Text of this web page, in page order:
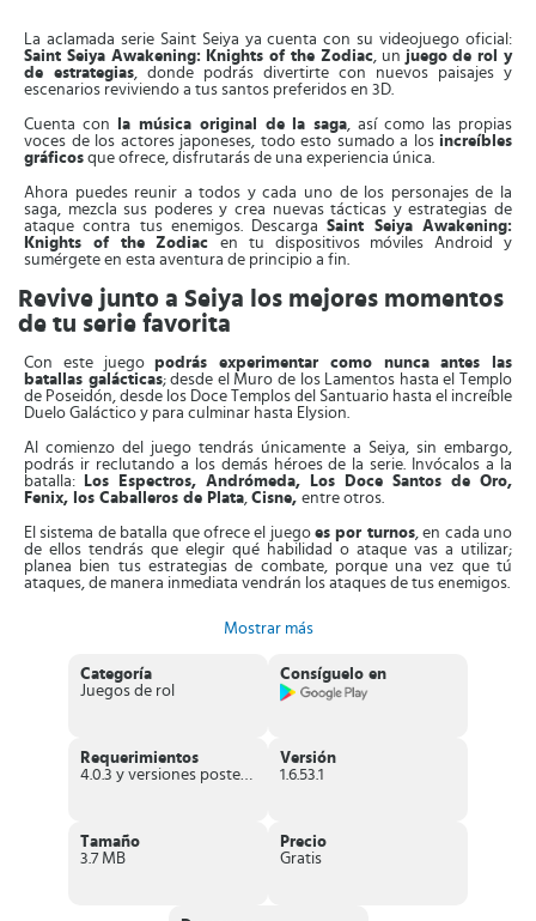
La aclamada serie Saint Seiya ya cuenta con su videojuego oficial:
Saint Seiya Awakening: Knights of the Zodiac, un juego de rol y
de estrategias, donde podrás divertirte con nuevos paisajes y
escenarios reviviendo a tus santos preferidos en 3D.
Cuenta con la música original de la saga, así como las propias
voces de los actores japoneses, todo esto sumado a los increíbles
gráficos que ofrece, disfrutarás de una experiencia única.
Ahora puedes reunir a todos y cada uno de los personajes de la
saga, mezcla sus poderes y crea nuevas tácticas y estrategias de
ataque contra tus enemigos. DescargaSaint Seiya Awakening:
Knights of the Zodiacen tu dispositivos móviles Android y
sumérgete en esta aventura de principio a fin.
Revive junto a Seiya los mejores momentos
de tu serie favorita
Con este juegopodrás experimentar como nunca antes las
batallas galácticas; desde el Muro de los Lamentos hasta el Templo
de Poseidón, desde los Doce Templos del Santuario hasta el increíble
Duelo Galáctico y para culminar hasta Elysion.
Al comienzo del juego tendrás únicamente a Seiya, sin embargo,
podrás ir reclutando a los demás héroes de la serie. Invócalos a la
batalla:
Los Espectros, Andrómeda, Los Doce Santos de Oro,
Fenix, los Caballeros de Plata, Cisne, entre otros.
El sistema de batalla que ofrece el juegoes por turnos, en cada uno
de ellos tendrás que elegir qué habilidad o ataque vas a utilizar;
planea bien tus estrategias de combate, porque una vez que tú
ataques, de manera inmediata vendrán los ataques de tus enemigos.
Tienes disponibles también algunas habilidades de apoyo
para formar alianzas entre caballeros. Libera las habilidades más
juego hasta los más débiles podrán derrotar a los más fuertes, como
por ejemplo, losBronze Saints pueden acabar con los
mejorar las habilidades de los caballeros que tienes coleccionados,
mejorar las armaduras, desbloquear nuevos personajes, conseguir
accesorios y objetos que te ayudarán dentro del juego.
Knights of the Zodiac
Mostrar más
Categoría
Juegos de rol
Consíguelo en
Requerimientos
4.0.3 y versiones posteriores
Versión
1.6.53.1
Tamaño
3.7 MB
Precio
Gratis